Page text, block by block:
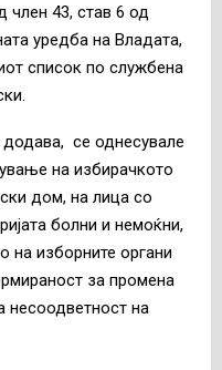
43, став 6 од
уредба на Владата,
список по службена
додава, се однесувале
на избирачкото
дом, на лица со
болни и немоќни,
на изборните органи
за промена
несоодветност на